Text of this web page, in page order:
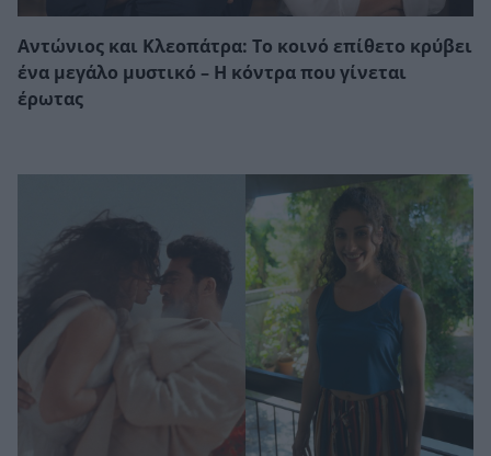
Αντώνιος και Κλεοπάτρα: Το κοινό επίθετο κρύβει
ένα μεγάλο μυστικό – Η κόντρα που γίνεται
έρωτας